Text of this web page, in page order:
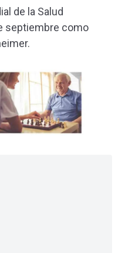
de la Salud
septiembre como